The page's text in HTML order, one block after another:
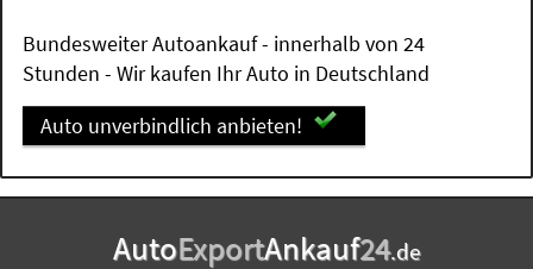
Bundesweiter Autoankauf - innerhalb von 24
Stunden - Wir kaufen Ihr Auto in Deutschland
Auto unverbindlich anbieten!
AutoExportAnkauf24.de